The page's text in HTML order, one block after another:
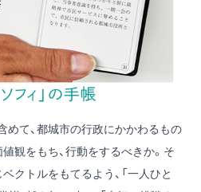
て、都城市の行政にかかわるもの
観をもち、行動をするべきか。そ
クトルをもてるよう、「一人ひと